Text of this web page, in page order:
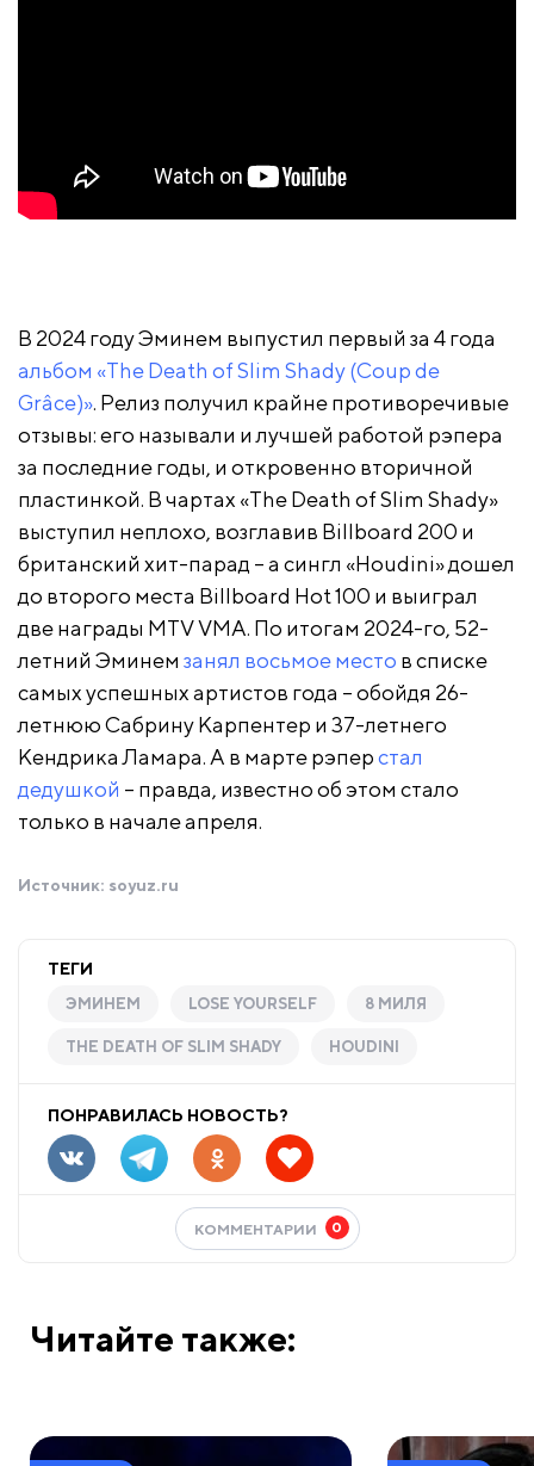
В 2024 году Эминем выпустил первый за 4 года
альбом «The Death of Slim Shady (Coup de
Grâce)». Релиз получил крайне противоречивые
отзывы: его называли и лучшей работой рэпера
за последние годы, и откровенно вторичной
пластинкой. В чартах «The Death of Slim Shady»
выступил неплохо, возглавив Billboard 200 и
британский хит-парад – а сингл «Houdini» дошел
до второго места Billboard Hot 100 и выиграл
две награды MTV VMA. По итогам 2024-го, 52-
летний Эминем занял восьмое место в списке
самых успешных артистов года – обойдя 26-
летнюю Сабрину Карпентер и 37-летнего
Кендрика Ламара. А в марте рэперстал
дедушкой – правда, известно об этом стало
только в начале апреля.
Источник: soyuz.ru
ТЕГИ
ЭМИНЕМ LOSE YOURSELF 8 МИЛЯ
THE DEATH OF SLIM SHADY HOUDINI
ПОНРАВИЛАСЬ НОВОСТЬ?
КОММЕНТАРИИ 0
Читайте также: